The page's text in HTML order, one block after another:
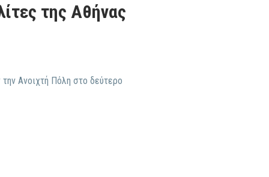
της Αθήνας
Ανοιχτή Πόλη στο δεύτερο